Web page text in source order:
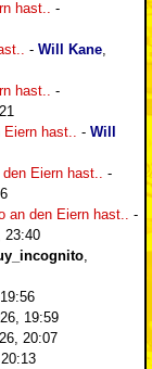
hast..
-
- Will Kane
hast..
-
hast..
- Will
Eiern hast..
-
an den Eiern hast..
-
23:40
19:59
20:07